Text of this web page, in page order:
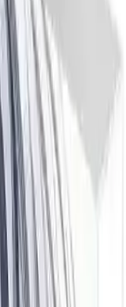
İçeriği
Gençlik Yolculuğu
oluşturan, gençlerin
yansıtan bir
ölçülerde
okuyuculara doğal ve
duygusal gelişimlerini
temalarına
lise ikinci sınıf
heyecanı ile birlikte
adlı karakterlerle
kapılarını
ve samimi bir bakış